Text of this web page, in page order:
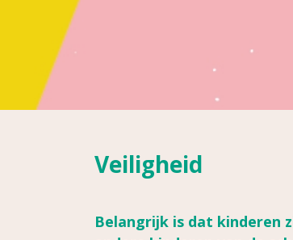
Veiligheid
Belangrijk is dat kinderen